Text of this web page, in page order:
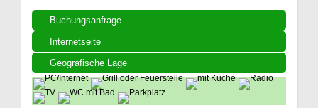
Buchungsanfrage
Internetseite
Geografische Lage